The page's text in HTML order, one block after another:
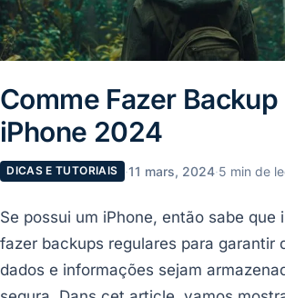
Comme Fazer Backup
iPhone 2024
DICAS E TUTORIAIS ·11 mars, 2024·5 min de
Se possui um iPhone, então sabe que
fazer backups regulares para garantir
dados e informações sejam